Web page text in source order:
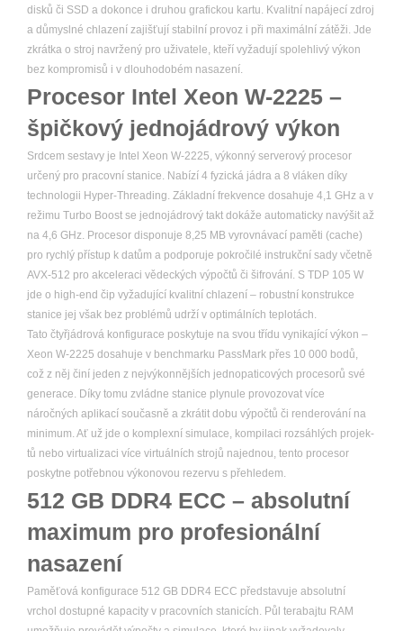
disků či SSD a dokonce i druhou grafickou kartu. Kvalitní napájecí zdroj
a důmyslné chlazení zajišťují stabilní provoz i při maximální zátěži. Jde
zkrátka o stroj navržený pro uživatele, kteří vyžadují spolehlivý výkon
bez kompromisů i v dlouhodobém nasazení.
Procesor Intel Xeon W-2225 –
špičkový jednojádrový výkon
Srdcem sestavy je Intel Xeon W-2225, výkonný serverový procesor
určený pro pracovní stanice. Nabízí 4 fyzická jádra a 8 vláken díky
technologii Hyper-Threading. Základní frekvence dosahuje 4,1 GHz a v
režimu Turbo Boost se jednojádrový takt dokáže automaticky navýšit až
na 4,6 GHz. Procesor disponuje 8,25 MB vyrovnávací paměti (cache)
pro rychlý přístup k datům a podporuje pokročilé instrukční sady včetně
AVX-512 pro akceleraci vědeckých výpočtů či šifrování. S TDP 105 W
jde o high-end čip vyžadující kvalitní chlazení – robustní konstrukce
stanice jej však bez problémů udrží v optimálních teplotách.
Tato čtyřjádrová konfigurace poskytuje na svou třídu vynikající výkon –
Xeon W-2225 dosahuje v benchmarku PassMark přes 10 000 bodů,
což z něj činí jeden z nejvýkonnějších jednopaticových procesorů své
generace. Díky tomu zvládne stanice plynule provozovat více
náročných aplikací současně a zkrátit dobu výpočtů či renderování na
minimum. Ať už jde o komplexní simulace, kompilaci rozsáhlých projek­
tů nebo virtualizaci více virtuálních strojů najednou, tento procesor
poskytne potřebnou výkonovou rezervu s přehledem.
512 GB DDR4 ECC – absolutní
maximum pro profesionální
nasazení
Paměťová konfigurace 512 GB DDR4 ECC představuje absolutní
vrchol dostupné kapacity v pracovních stanicích. Půl terabajtu RAM